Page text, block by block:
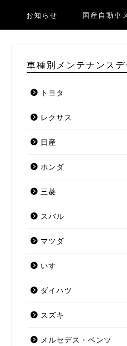
お知らせ 国産自動車
車種別メンテナンスデ
トヨタ
レクサス
日産
ホンダ
三菱
スバル
マツダ
いすゞ
ダイハツ
スズキ
メルセデス・ベンツ